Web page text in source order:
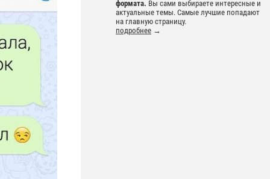
формата. Вы сами выбираете интересные и
актуальные темы. Самые лучшие попадают
на главную страницу.
подробнее →